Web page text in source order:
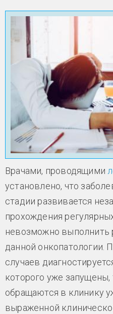
Врачами, проводящими
установлено, что
стадии развивается
прохождения
невозможно выполнить
данной онкопатологии.
случаев
которого уже
обращаются в клинику
выраженной